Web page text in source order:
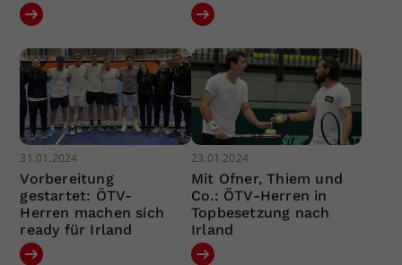
31.01.2024
Vorbereitung
gestartet: ÖTV-
Herren machen sich
ready für Irland
23.01.2024
Mit Ofner, Thiem und
Co.: ÖTV-Herren in
Topbesetzung nach
Irland